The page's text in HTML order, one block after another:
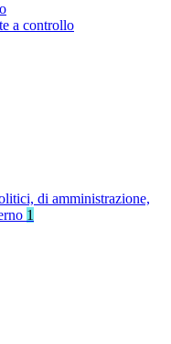
a controllo
di amministrazione,
1